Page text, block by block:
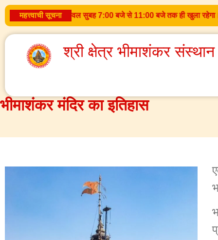
महत्त्वाची सूचना
मंदिर दर्शन के लिए केवल सुबह 7:00 बजे से 11:00 बजे तक ही खुला रहेगा।
श्री क्षेत्र भीमाशंकर संस्थान
भीमाशंकर मंदिर का इतिहास